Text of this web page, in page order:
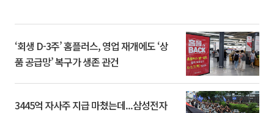
‘회생 D-3주’ 홈플러스, 영업 재개에도 ‘상
품 공급망’ 복구가 생존 관건
3445억 자사주 지급 마쳤는데...삼성전자